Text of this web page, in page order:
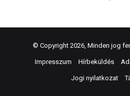
© Copyright 2026, Minden jog
Impresszum Hírbeküldés
Jogi nyilatkozat